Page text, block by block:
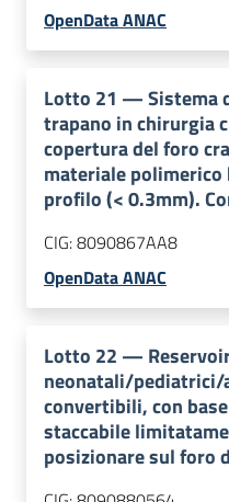
OpenData ANAC
Lotto 21 —Sistema
trapano in chirurgia
copertura del foro
materiale
profilo (< 0.3mm).
CIG:8090867AA8
OpenData ANAC
Lotto 22 —
neonatali/
convertibili, con
staccabile
posizionare sul foro